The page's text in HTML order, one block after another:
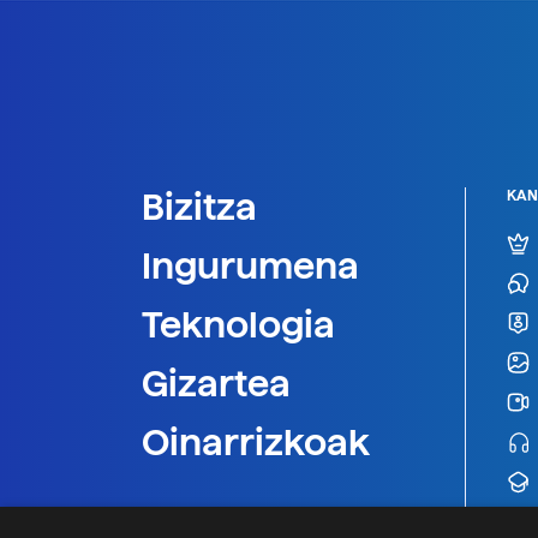
Bizitza
Ingurumena
Teknologia
Gizartea
Oinarrizkoak